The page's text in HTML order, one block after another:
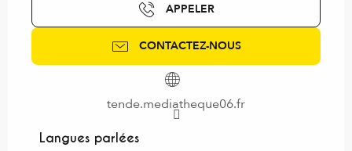
APPELER
CONTACTEZ-NOUS
tende.mediatheque06.fr
Langues parlées
Langues parlées